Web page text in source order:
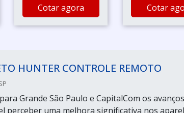
Cotar agora Cotar
HUNTER CONTROLE REMOTO
Grande São Paulo e CapitalCom os avanços
perceber uma melhora significativa nos